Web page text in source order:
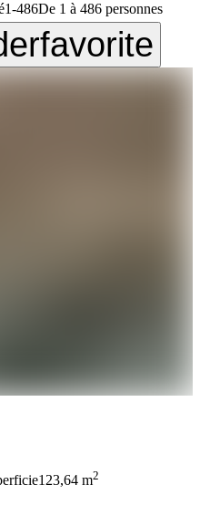
1-486De 1 à 486 personnes
favorite
123,64 m2